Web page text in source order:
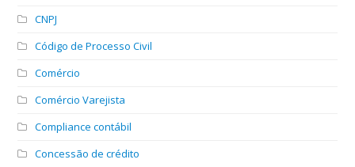
CNPJ
Código de Processo Civil
Comércio
Comércio Varejista
Compliance contábil
Concessão de crédito